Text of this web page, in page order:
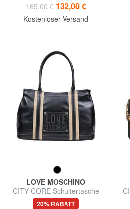
165,00 € 132,00 €
Kostenloser Versand
LOVE MOSCHINO
CITY CORE Schultertasche
mit zwei Henkeln
20% RABATT